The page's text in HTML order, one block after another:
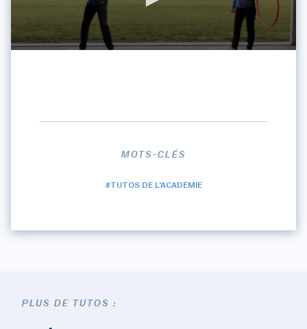
MOTS-CLÉS
#TUTOS DE L'ACADÉMIE
PLUS DE TUTOS :